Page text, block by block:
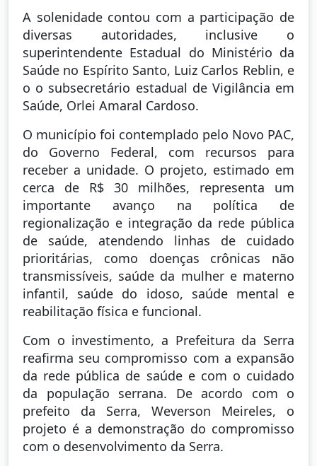
A solenidade contou com a participação de
diversas autoridades, inclusive o
superintendente Estadual do Ministério da
Saúde no Espírito Santo, Luiz Carlos Reblin, e
o o subsecretário estadual de Vigilância em
Saúde, Orlei Amaral Cardoso.
O município foi contemplado pelo Novo PAC,
do Governo Federal, com recursos para
receber a unidade. O projeto, estimado em
cerca de R$ 30 milhões, representa um
importante avanço na política de
regionalização e integração da rede pública
de saúde, atendendo linhas de cuidado
prioritárias, como doenças crônicas não
transmissíveis, saúde da mulher e materno
infantil, saúde do idoso, saúde mental e
reabilitação física e funcional.
Com o investimento, a Prefeitura da Serra
reafirma seu compromisso com a expansão
da rede pública de saúde e com o cuidado
da população serrana. De acordo com o
prefeito da Serra, Weverson Meireles, o
projeto é a demonstração do compromisso
com o desenvolvimento da Serra.